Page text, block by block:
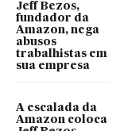
Jeff Bezos,
fundador da
Amazon, nega
abusos
trabalhistas em
sua empresa
A escalada da
Amazon coloca